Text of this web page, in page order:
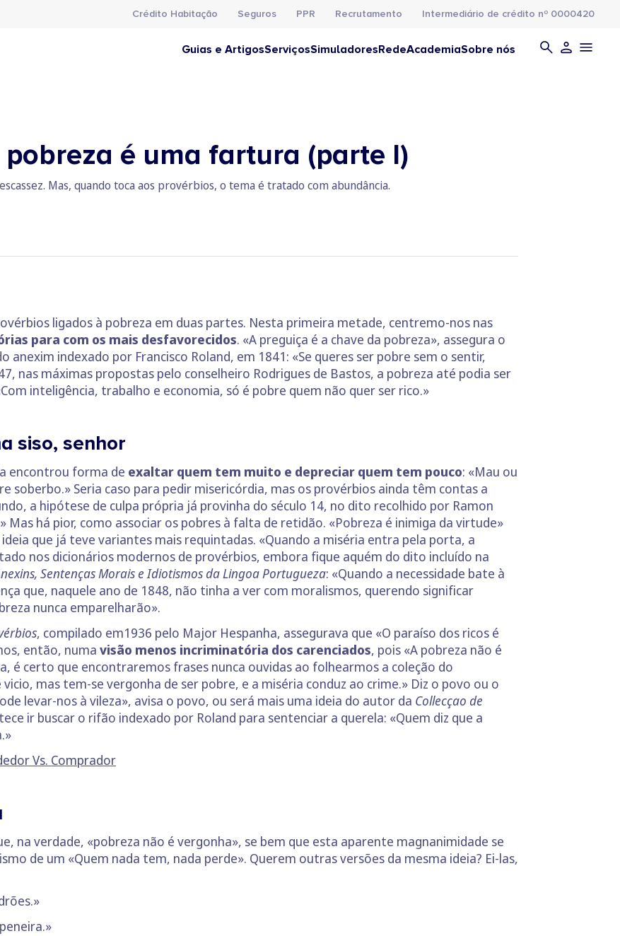
Crédito Habitação Seguros PPR Recrutamento Intermediário de crédito nº 0000420
Guias e ArtigosServiçosSimuladoresRedeAcademiaSobre nós
é uma fartura (parte I)
Mas, quando toca aos provérbios, o tema é tratado com abundância.
ligados à pobreza em duas partes. Nesta primeira metade, centremo-nos nas
para com os mais desfavorecidos. «A preguiça é a chave da pobreza», assegura o
anexim indexado por Francisco Roland, em 1841: «Se queres ser pobre sem o sentir,
nas máximas propostas pelo conselheiro Rodrigues de Bastos, a pobreza até podia ser
inteligência, trabalho e economia, só é pobre quem não quer ser rico.»
siso, senhor
encontrou forma de exaltar quem tem muito e depreciar quem tem pouco: «Mau ou
soberbo.» Seria caso para pedir misericórdia, mas os provérbios ainda têm contas a
a hipótese de culpa própria já provinha do século 14, no dito recolhido por Ramon
Mas há pior, como associar os pobres à falta de retidão. «Pobreza é inimiga da virtude»
que já teve variantes mais requintadas. «Quando a miséria entra pela porta, a
nos dicionários modernos de provérbios, embora fique aquém do dito incluído na
Sentenças Morais e Idiotismos da Lingoa Portugueza: «Quando a necessidade bate à
que, naquele ano de 1848, não tinha a ver com moralismos, querendo significar
nunca emparelharão».
, compilado em1936 pelo Major Hespanha, assegurava que «O paraíso dos ricos é
então, numa visão menos incriminatória dos carenciados, pois «A pobreza não é
é certo que encontraremos frases nunca ouvidas ao folhearmos a coleção do
mas tem-se vergonha de ser pobre, e a miséria conduz ao crime.» Diz o povo ou o
levar-nos à vileza», avisa o povo, ou será mais uma ideia do autor da Collecçao de
ir buscar o rifão indexado por Roland para sentenciar a querela: «Quem diz que a
Vs. Comprador
na verdade, «pobreza não é vergonha», se bem que esta aparente magnanimidade se
de um «Quem nada tem, nada perde». Querem outras versões da mesma ideia? Ei-las,